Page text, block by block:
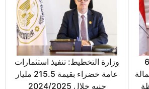
وزير العمل يعتمد أكثر من 6
من العمالة
وزارة التخطيط: تنفيذ استثمارات
عامة خضراء بقيمة 215.5 مليار
جنيه خلال 2024/2025